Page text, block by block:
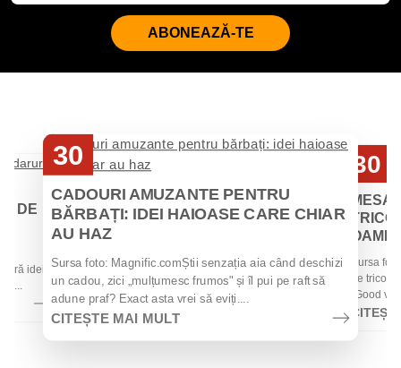
ABONEAZĂ-TE
DE
idei
30
CADOURI AMUZANTE PENTRU
BĂRBAȚI: IDEI HAIOASE CARE CHIAR
AU HAZ
Sursa foto: Magnific.comȘtii senzația aia când deschizi
un cadou, zici „mulțumesc frumos" și îl pui pe raft să
adune praf? Exact asta vrei să eviți....
CITEȘTE MAI MULT
30
Sursa
de
„Good